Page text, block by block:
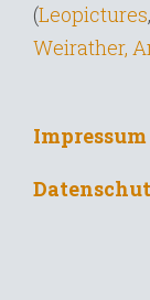
(Leopictures,
Weirather,
Impressum